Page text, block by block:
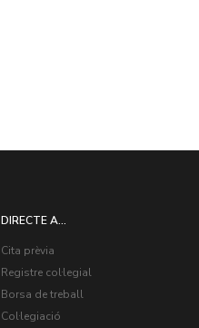
DIRECTE A...
Cita prèvia
Registre col·legial
Borsa de treball
Col·legiació